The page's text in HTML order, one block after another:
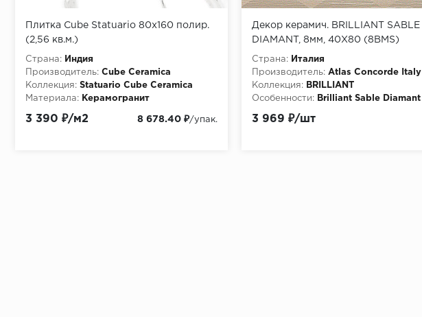
Плитка Cube Statuario 80x160 полир.
(2,56 кв.м.)
Страна:
Индия
Производитель: Cube Ceramica
Коллекция: Statuario Cube Ceramica
Материала:
Керамогранит
3 390 ₽/м2 8 678.40 ₽/упак.
Декор керамич. BRILLIANT SABLE
DIAMANT, 8мм, 40X80 (8BMS)
Страна:
Италия
Производитель: Atlas Concorde Italy
Коллекция:
BRILLIANT
Особенности:
Brilliant Sable Diamant
3 969 ₽/шт